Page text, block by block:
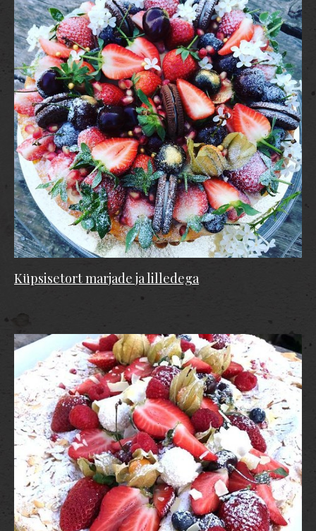
Küpsisetort marjade ja lilledega